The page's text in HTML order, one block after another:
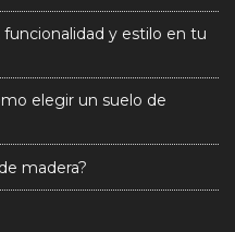
funcionalidad y estilo en tu
elegir un suelo de
madera?